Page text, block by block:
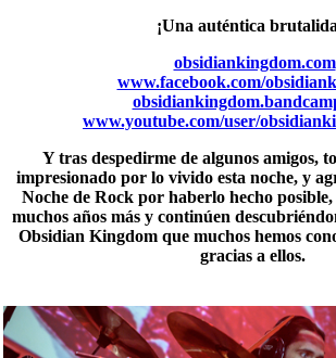
¡Una auténtica
obsidiankingdom.com
www.facebook.com/
www.youtube.com/user/
Y tras despedirme de algunos amigos,
impresionado por lo vivido esta noche, y
Noche de Rock por haberlo hecho
muchos años más y continúen
Obsidian Kingdom que muchos hemos
gracias a ellos.